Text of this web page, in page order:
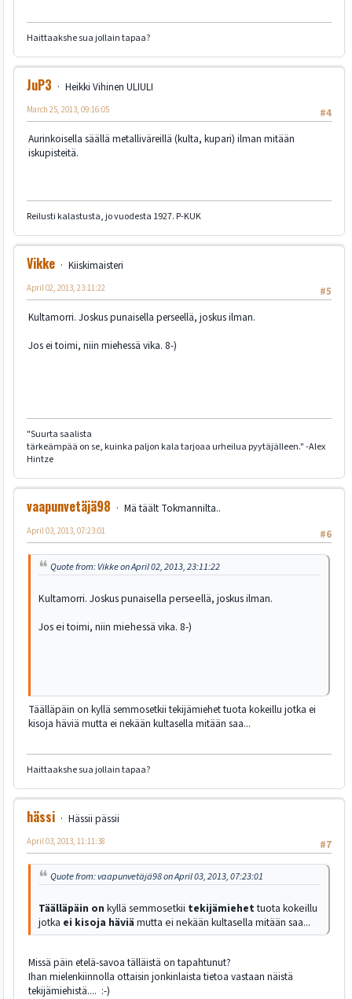
Haittaakshe sua jollain tapaa?
JuP3
Heikki Vihinen ULIULI
#4
March 25, 2013, 09:16:05
Aurinkoisella säällä metalliväreillä (kulta, kupari) ilman mitään
iskupisteitä.
Reilusti kalastusta, jo vuodesta 1927. P-KUK
Vikke
Kiiskimaisteri
#5
April 02, 2013, 23:11:22
Kultamorri. Joskus punaisella perseellä, joskus ilman.
Jos ei toimi, niin miehessä vika. 8-)
"Suurta saalista
tärkeämpää on se, kuinka paljon kala tarjoaa urheilua pyytäjälleen." -Alex
Hintze
vaapunvetäjä98
Mä täält Tokmannilta..
#6
April 03, 2013, 07:23:01
Quote from: Vikke on April 02, 2013, 23:11:22
Kultamorri. Joskus punaisella perseellä, joskus ilman.
Jos ei toimi, niin miehessä vika. 8-)
Täälläpäin on kyllä semmosetkii tekijämiehet tuota kokeillu jotka ei
kisoja häviä mutta ei nekään kultasella mitään saa...
Haittaakshe sua jollain tapaa?
hässi
Hässii pässii
#7
April 03, 2013, 11:11:38
Quote from: vaapunvetäjä98 on April 03, 2013, 07:23:01
Täälläpäin on kyllä semmosetkii tekijämiehettuota kokeillu
jotka ei kisoja häviä mutta ei nekään kultasella mitään saa...
Missä päin etelä-savoa tälläistä on tapahtunut?
Ihan mielenkiinnolla ottaisin jonkinlaista tietoa vastaan näistä
tekijämiehistä.... :-)